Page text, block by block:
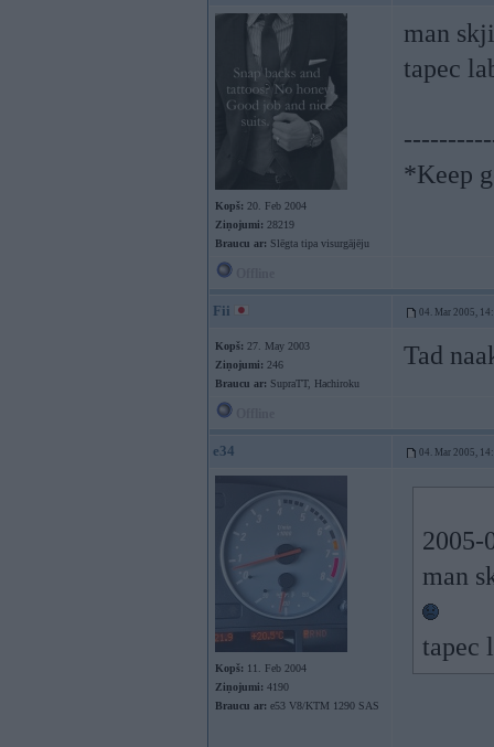
Kopš: 20. Feb 2004
Ziņojumi: 28219
Braucu ar: Slēgta tipa visurgājēju
man
tapec
*Keep
Fii 04. Mar 2005,
Kopš: 27. May 2003
Ziņojumi: 246
Braucu ar: SupraTT, Hachiroku
Tad
e34 04. Mar 2005,
Kopš: 11. Feb 2004
Ziņojumi: 4190
Braucu ar: e53 V8/KTM 1290 SAS
2005-
man
tapec